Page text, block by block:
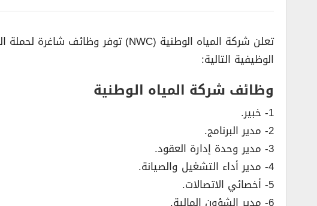
تعلن شركة المياه الوطنية (NWC) توفر وظائف شاغرة لحملة الدبلوم فأعلي، للعمل في (
الوظيفية التالية:
وظائف شركة المياه الوطنية
1- خبير.
2- مدير البرنامج.
3- مدير وحدة إدارة العقود.
4- مدير أداء التشغيل والصيانة.
5- أخصائي الاتصالات.